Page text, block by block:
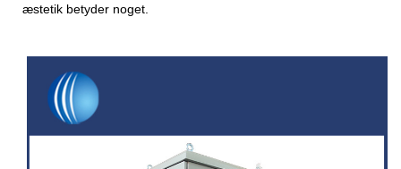
æstetik betyder noget.